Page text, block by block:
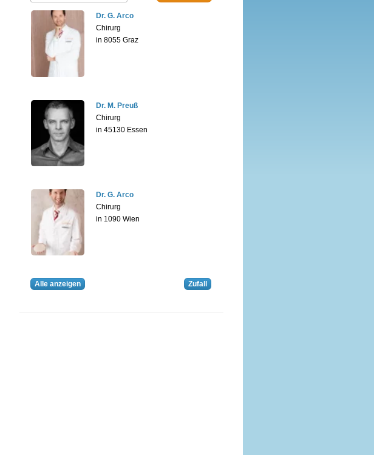
Dr. G. Arco
Chirurg
in 8055 Graz
Dr. M. Preuß
Chirurg
in 45130 Essen
Dr. G. Arco
Chirurg
in 1090 Wien
Alle anzeigen Zufall